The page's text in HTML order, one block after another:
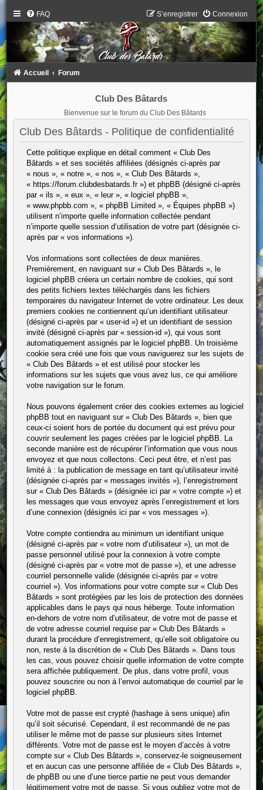
FAQ Connexion
S’enregistrer
Accueil Forum
Club Des Bâtards
Bienvenue sur le forum du Club Des Bâtards
Club Des Bâtards - Politique de confidentialité
Cette politique explique en détail comment « Club Des
Bâtards » et ses sociétés affiliées (désignés ci-après par
« nous », « notre », « nos », « Club Des Bâtards »,
« https://forum.clubdesbatards.fr ») et phpBB (désigné ci-après
par « ils », « eux », « leur », « logiciel phpBB »,
« www.phpbb.com », « phpBB Limited », « Équipes phpBB »)
utilisent n’importe quelle information collectée pendant
n’importe quelle session d’utilisation de votre part (désignée ci-
après par « vos informations »).
Vos informations sont collectées de deux manières.
Premièrement, en naviguant sur « Club Des Bâtards », le
logiciel phpBB créera un certain nombre de cookies, qui sont
des petits fichiers textes téléchargés dans les fichiers
temporaires du navigateur Internet de votre ordinateur. Les deux
premiers cookies ne contiennent qu’un identifiant utilisateur
(désigné ci-après par « user-id ») et un identifiant de session
invité (désigné ci-après par « session-id »), qui vous sont
automatiquement assignés par le logiciel phpBB. Un troisième
cookie sera créé une fois que vous naviguerez sur les sujets de
« Club Des Bâtards » et est utilisé pour stocker les
informations sur les sujets que vous avez lus, ce qui améliore
votre navigation sur le forum.
Nous pouvons également créer des cookies externes au logiciel
phpBB tout en naviguant sur « Club Des Bâtards », bien que
ceux-ci soient hors de portée du document qui est prévu pour
couvrir seulement les pages créées par le logiciel phpBB. La
seconde manière est de récupérer l’information que vous nous
envoyez et que nous collectons. Ceci peut être, et n’est pas
limité à : la publication de message en tant qu’utilisateur invité
(désignée ci-après par « messages invités »), l’enregistrement
sur « Club Des Bâtards » (désignée ici par « votre compte ») et
les messages que vous envoyez après l’enregistrement et lors
d’une connexion (désignés ici par « vos messages »).
Votre compte contiendra au minimum un identifiant unique
(désigné ci-après par « votre nom d’utilisateur »), un mot de
passe personnel utilisé pour la connexion à votre compte
(désigné ci-après par « votre mot de passe »), et une adresse
courriel personnelle valide (désignée ci-après par « votre
courriel »). Vos informations pour votre compte sur « Club Des
Bâtards » sont protégées par les lois de protection des données
applicables dans le pays qui nous héberge. Toute information
en-dehors de votre nom d’utilisateur, de votre mot de passe et
de votre adresse courriel requise par « Club Des Bâtards »
durant la procédure d’enregistrement, qu’elle soit obligatoire ou
non, reste à la discrétion de « Club Des Bâtards ». Dans tous
les cas, vous pouvez choisir quelle information de votre compte
sera affichée publiquement. De plus, dans votre profil, vous
pouvez souscrire ou non à l’envoi automatique de courriel par le
logiciel phpBB.
Votre mot de passe est crypté (hashage à sens unique) afin
qu’il soit sécurisé. Cependant, il est recommandé de ne pas
utiliser le même mot de passe sur plusieurs sites Internet
différents. Votre mot de passe est le moyen d’accès à votre
compte sur « Club Des Bâtards », conservez-le soigneusement
et en aucun cas une personne affiliée de « Club Des Bâtards »,
de phpBB ou une d’une tierce partie ne peut vous demander
légitimement votre mot de passe. Si vous oubliez votre mot de